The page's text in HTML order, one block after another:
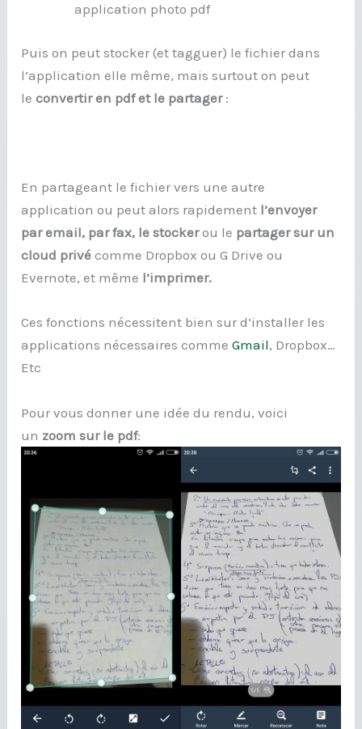
application photo pdf
Puis on peut stocker (et tagguer) le fichier dans
l’application elle même, mais surtout on peut
leconvertir en pdf et le partager:
En partageant le fichier vers une autre
application ou peut alors rapidement l’envoyer
par email, par fax, le stockerou le partager sur un
cloud privécomme Dropbox ou G Drive ou
Evernote, et même l’imprimer.
Ces fonctions nécessitent bien sur d’installer les
applications nécessaires commeGmail, Dropbox…
Etc
Pour vous donner une idée du rendu, voici
un zoom sur le pdf: